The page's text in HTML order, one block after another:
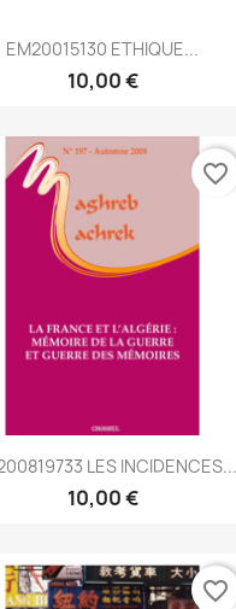
Aperçu rapide
EM20015130 ETHIQUE...
10,00 €
Aperçu rapide
LES INCIDENCES...
10,00 €
favorite_border
favorite_border